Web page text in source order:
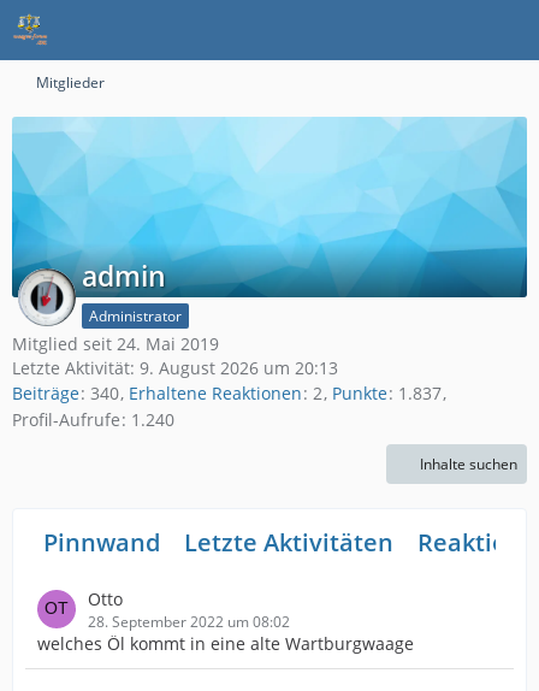
Mitglieder
admin
Administrator
Mitglied seit 24. Mai 2019
Letzte Aktivität: 9. August 2026 um 20:13
Beiträge 340 Erhaltene Reaktionen 2 Punkte 1.837
Profil-Aufrufe 1.240
Inhalte suchen
Pinnwand Letzte Aktivitäten
Otto
28. September 2022 um 08:02
welches Öl kommt in eine alte Wartburgwaage